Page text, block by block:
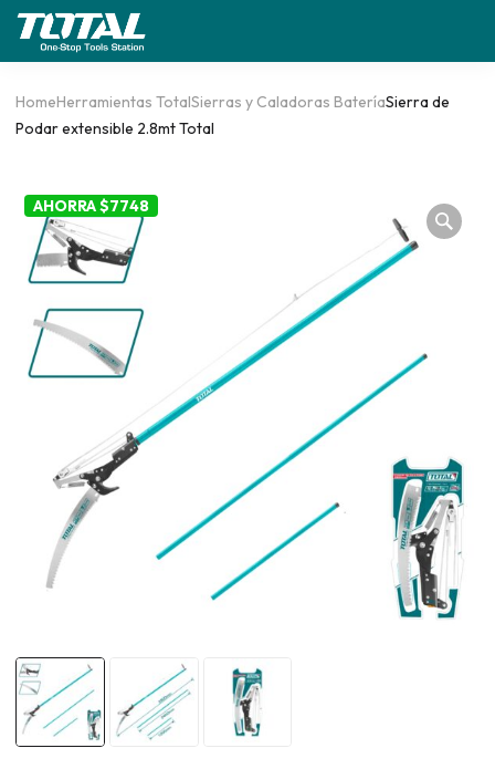
HomeHerramientas TotalSierras y Caladoras BateríaSierra de
Podar extensible 2.8mt Total
AHORRA $7748